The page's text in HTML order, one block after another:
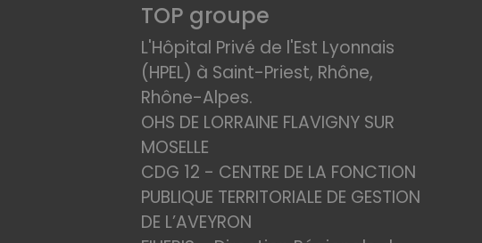
TOP groupe
L'Hôpital Privé de l'Est Lyonnais
(HPEL) à Saint-Priest, Rhône,
Rhône-Alpes.
OHS DE LORRAINE FLAVIGNY SUR
MOSELLE
CDG 12 - CENTRE DE LA FONCTION
PUBLIQUE TERRITORIALE DE GESTION
DE L’AVEYRON